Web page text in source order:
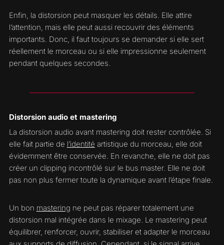
Enfin, la distorsion peut masquer les détails. Elle attire
l’attention, mais elle peut aussi recouvrir des éléments
importants. Donc, il faut toujours se demander si elle sert
réellement le morceau ou si elle impressionne seulement
pendant quelques secondes.
Distorsion audio et mastering
La distorsion audio avant mastering doit rester contrôlée. Si
elle fait partie de l’identité artistique du morceau, elle doit
évidemment être conservée. En revanche, elle ne doit pas
créer un clipping incontrôlé sur le bus master. Elle ne doit
pas non plus fermer toute la dynamique avant l’étape finale.
Un bon mastering ne peut pas réparer totalement une
distorsion mal intégrée dans le mixage. Le mastering peut
équilibrer, renforcer, ouvrir, stabiliser et adapter le morceau